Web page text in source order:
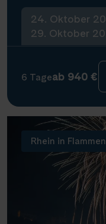
24. Oktober
29. Oktober
6 Tageab 940 €
Rhein in Flammen